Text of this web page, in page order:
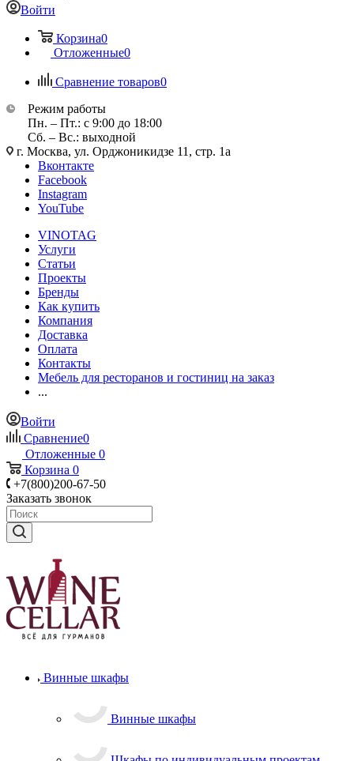
Войти
Корзина0
Отложенные0
Сравнение товаров0
Режим работы
Пн. – Пт.: с 9:00 до 18:00
Сб. – Вс.: выходной
г. Москва, ул. Орджоникидзе 11, стр. 1а
Вконтакте
Facebook
Instagram
YouTube
VINOTAG
Услуги
Статьи
Проекты
Бренды
Как купить
Компания
Доставка
Оплата
Контакты
Мебель для ресторанов и гостиниц на заказ
...
Войти
Сравнение0
Отложенные 0
Корзина 0
+7(800)200-67-50
Заказать звонок
Винные шкафы
Винные шкафы